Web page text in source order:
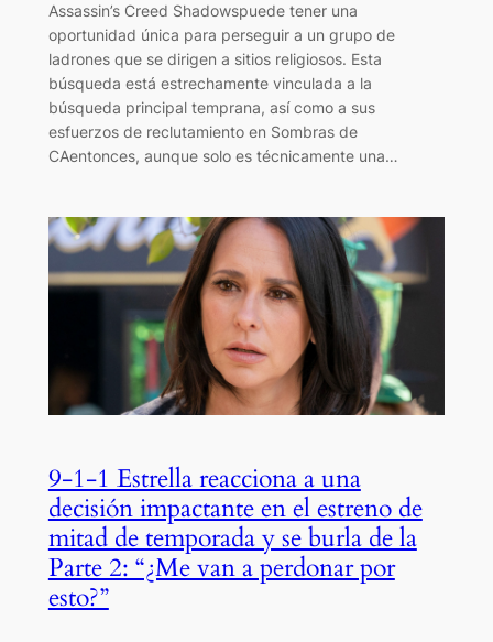
Assassin’s Creed Shadowspuede tener una
oportunidad única para perseguir a un grupo de
ladrones que se dirigen a sitios religiosos. Esta
búsqueda está estrechamente vinculada a la
búsqueda principal temprana, así como a sus
esfuerzos de reclutamiento en Sombras de
CAentonces, aunque solo es técnicamente una…
9-1-1 Estrella reacciona a una
decisión impactante en el estreno de
mitad de temporada y se burla de la
Parte 2: “¿Me van a perdonar por
esto?”